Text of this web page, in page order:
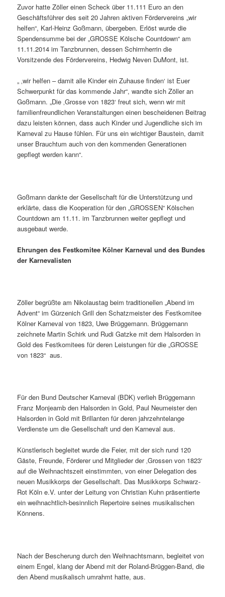
Zuvor hatte Zöller einen Scheck über 11.111 Euro an den
Geschäftsführer des seit 20 Jahren aktiven Fördervereins „wir
helfen“, Karl-Heinz Goßmann, übergeben. Erlöst wurde die
Spendensumme bei der „GROSSE Kölsche Countdown“ am
11.11.2014 im Tanzbrunnen, dessen Schirmherrin die
Vorsitzende des Fördervereins, Hedwig Neven DuMont, ist.
„ ‚wir helfen – damit alle Kinder ein Zuhause finden‘ ist Euer
Schwerpunkt für das kommende Jahr“, wandte sich Zöller an
Goßmann. „Die ‚Grosse von 1823‘ freut sich, wenn wir mit
familienfreundlichen Veranstaltungen einen bescheidenen Beitrag
dazu leisten können, dass auch Kinder und Jugendliche sich im
Karneval zu Hause fühlen. Für uns ein wichtiger Baustein, damit
unser Brauchtum auch von den kommenden Generationen
gepflegt werden kann“.
Goßmann dankte der Gesellschaft für die Unterstützung und
erklärte, dass die Kooperation für den „GROSSEN“ Kölschen
Countdown am 11.11. im Tanzbrunnen weiter gepflegt und
ausgebaut werde.
Ehrungen des Festkomitee Kölner Karneval und des Bundes
der Karnevalisten
Zöller begrüßte am Nikolaustag beim traditionellen „Abend im
Advent“ im Gürzenich Grill den Schatzmeister des Festkomitee
Kölner Karneval von 1823, Uwe Brüggemann. Brüggemann
zeichnete Martin Schirk und Rudi Gatzke mit dem Halsorden in
Gold des Festkomitees für deren Leistungen für die „GROSSE
von 1823“ aus.
Für den Bund Deutscher Karneval (BDK) verlieh Brüggemann
Franz Monjeamb den Halsorden in Gold, Paul Neumeister den
Halsorden in Gold mit Brillanten für deren jahrzehntelange
Verdienste um die Gesellschaft und den Karneval aus.
Künstlerisch begleitet wurde die Feier, mit der sich rund 120
Gäste, Freunde, Förderer und Mitglieder der ‚Grossen von 1823‘
auf die Weihnachtszeit einstimmten, von einer Delegation des
neuen Musikkorps der Gesellschaft. Das Musikkorps Schwarz-
Rot Köln e.V. unter der Leitung von Christian Kuhn präsentierte
ein weihnachtlich-besinnlich Repertoire seines musikalischen
Könnens.
Nach der Bescherung durch den Weihnachtsmann, begleitet von
einem Engel, klang der Abend mit der Roland-Brüggen-Band, die
den Abend musikalisch umrahmt hatte, aus.